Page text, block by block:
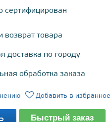
сертифицирован
возврат товара
доставка по городу
обработка заказа
Добавить в избранное